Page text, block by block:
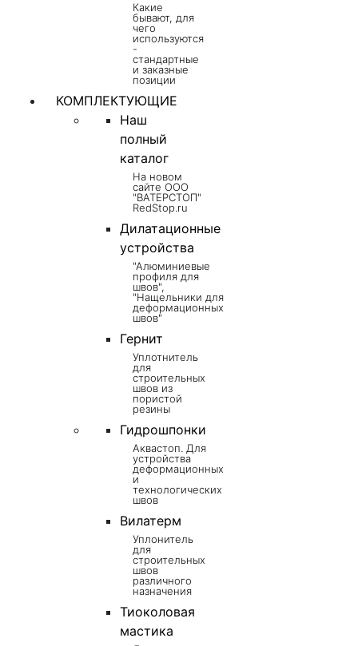
Какие
бывают, для
чего
используются
-
стандартные
и заказные
позиции
КОМПЛЕКТУЮЩИЕ
Наш
полный
каталог
На новом
сайте ООО
"ВАТЕРСТОП"
RedStop.ru
Дилатационные
устройства
"Алюминиевые
профиля для
швов",
"Нащельники для
деформационных
швов"
Гернит
Уплотнитель
для
строительных
швов из
пористой
резины
Гидрошпонки
Аквастоп. Для
устройства
деформационных
и
технологических
швов
Вилатерм
Уплонитель
для
строительных
швов
различного
назначения
Тиоколовая
мастика